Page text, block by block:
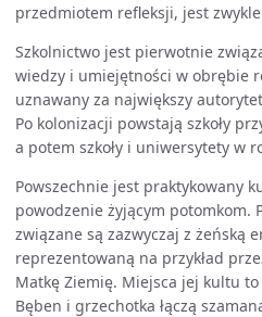
przedmiotem refleksji, jest
Szkolnictwo jest pierwotnie
wiedzy i umiejętności w obrębie
uznawany za największy
Po kolonizacji powstają szkoły
a potem szkoły i uniwersytety w
Powszechnie jest praktykowany
powodzenie żyjącym potomkom.
związane są zazwyczaj z żeńską
reprezentowaną na przykład
Matkę Ziemię. Miejsca jej kultu
Bęben i grzechotka łączą